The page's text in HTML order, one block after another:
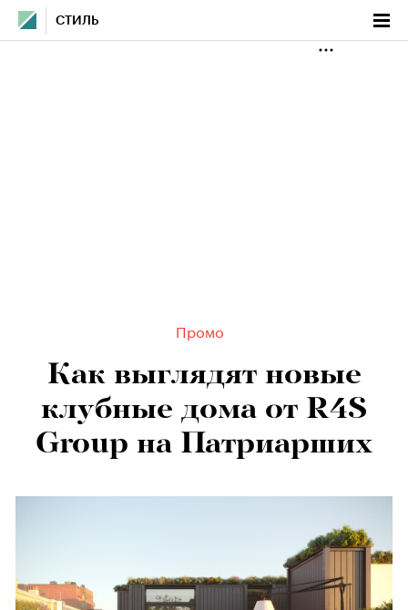
СТИЛЬ
Промо
Как выглядят новые
клубные дома от R4S
Group на Патриарших